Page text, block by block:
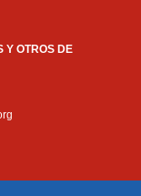
Y OTROS DE